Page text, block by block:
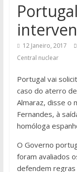
12 Janeiro, 2017
Central nuclear
Portugal vai
caso do aterro
Almaraz, disse o
Fernandes, à
homóloga
O Governo
foram avaliados
defendem regras